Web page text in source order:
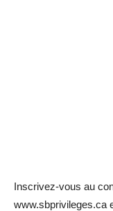
Inscrivez-vous au
www.sbprivileges.ca